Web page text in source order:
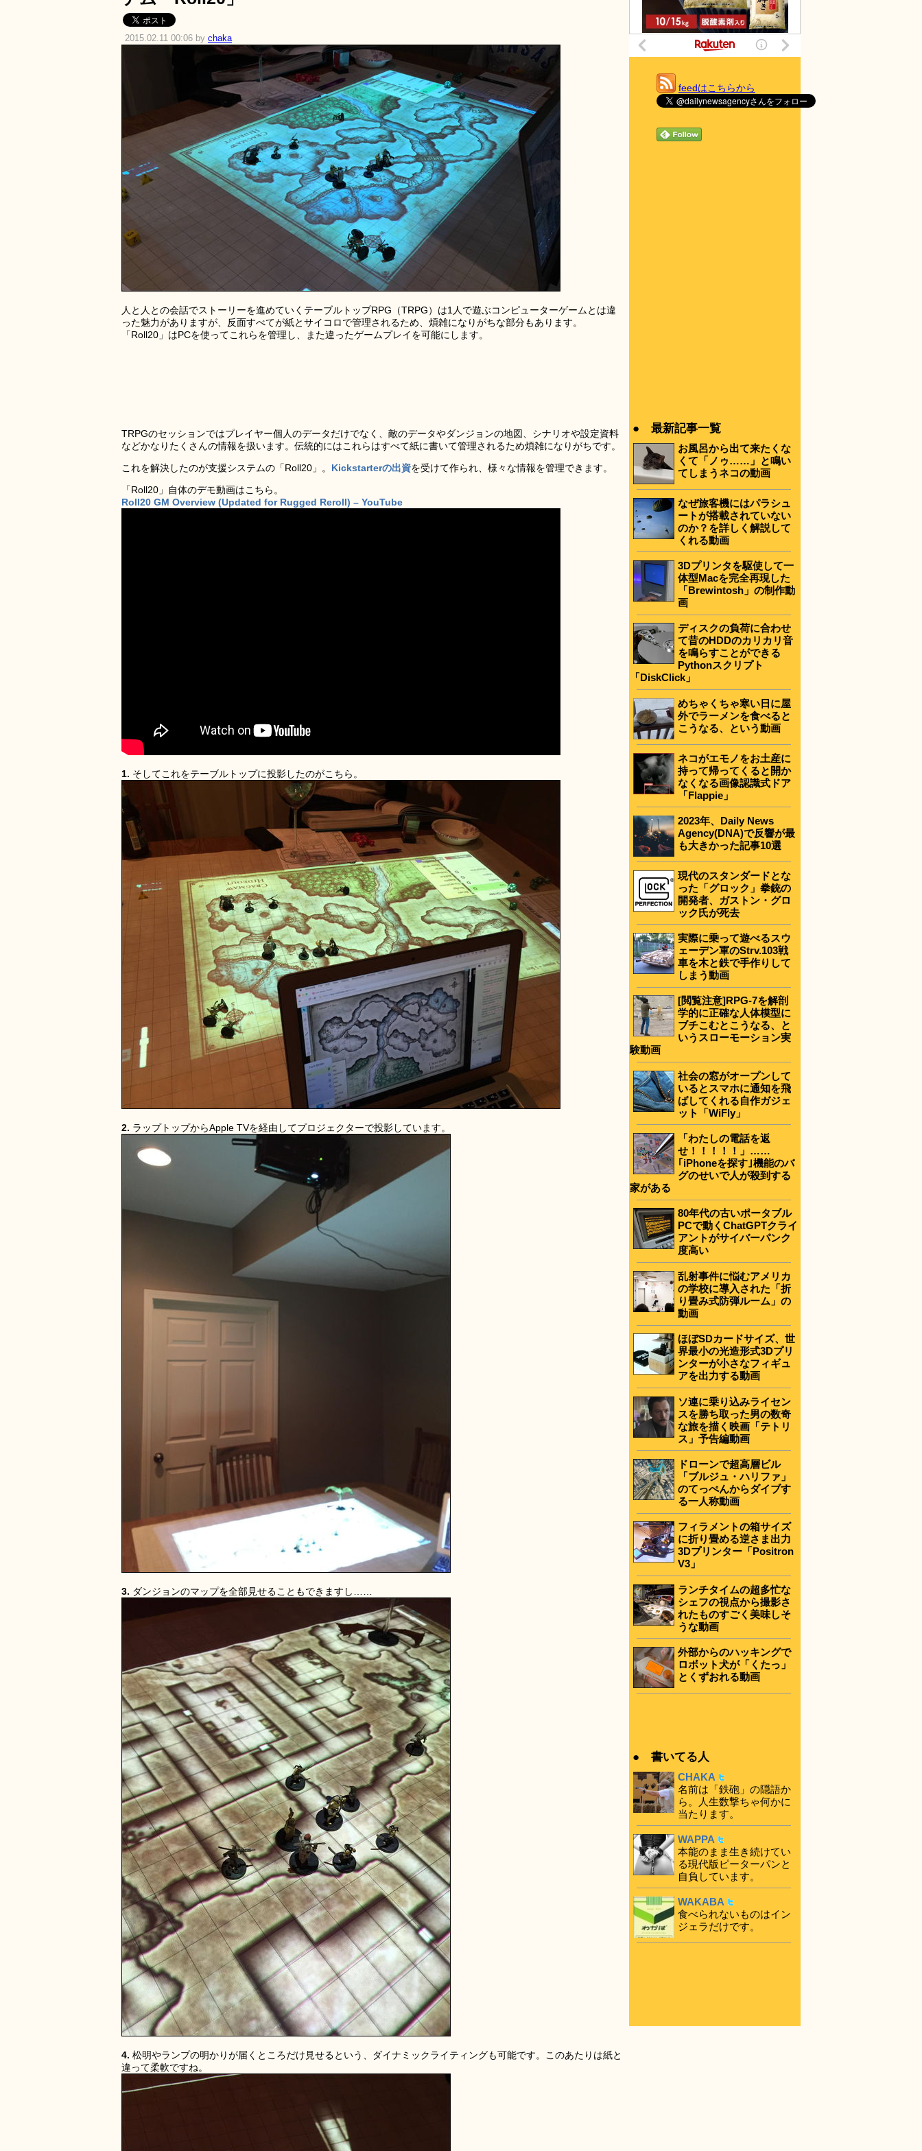
2015.02.11 00:06 by chaka
人と人との会話でストーリーを進めていくテーブルトップRPG（TRPG）は1人で遊ぶコンピューターゲームとは違
った魅力がありますが、反面すべてが紙とサイコロで管理されるため、煩雑になりがちな部分もあります。
「Roll20」はPCを使ってこれらを管理し、また違ったゲームプレイを可能にします。
TRPGのセッションではプレイヤー個人のデータだけでなく、敵のデータやダンジョンの地図、シナリオや設定資料
などかなりたくさんの情報を扱います。伝統的にはこれらはすべて紙に書いて管理されるため煩雑になりがちです。
これを解決したのが支援システムの「Roll20」。 Kickstarterの出資を受けて作られ、様々な情報を管理できます。
「Roll20」自体のデモ動画はこちら。
Roll20 GM Overview (Updated for Rugged Reroll) – YouTube
1. そしてこれをテーブルトップに投影したのがこちら。
2. ラップトップからApple TVを経由してプロジェクターで投影しています。
3. ダンジョンのマップを全部見せることもできますし……
4. 松明やランプの明かりが届くところだけ見せるという、ダイナミックライティングも可能です。このあたりは紙と
違って柔軟ですね。
feedはこちらから
● 最新記事一覧
お風呂から出て来たくな
くて「ノゥ……」と鳴い
てしまうネコの動画
なぜ旅客機にはパラシュ
ートが搭載されていない
のか？を詳しく解説して
くれる動画
3Dプリンタを駆使して一
体型Macを完全再現した
「Brewintosh」の制作動
画
ディスクの負荷に合わせ
て昔のHDDのカリカリ音
を鳴らすことができる
Pythonスクリプト
「DiskClick」
めちゃくちゃ寒い日に屋
外でラーメンを食べると
こうなる、という動画
ネコがエモノをお土産に
持って帰ってくると開か
なくなる画像認識式ドア
「Flappie」
2023年、Daily News
Agency(DNA)で反響が最
も大きかった記事10選
現代のスタンダードとな
った「グロック」拳銃の
開発者、ガストン・グロ
ック氏が死去
実際に乗って遊べるスウ
ェーデン軍のStrv.103戦
車を木と鉄で手作りして
しまう動画
[閲覧注意]RPG-7を解剖
学的に正確な人体模型に
ブチこむとこうなる、と
いうスローモーション実
験動画
社会の窓がオープンして
いるとスマホに通知を飛
ばしてくれる自作ガジェ
ット「WiFly」
「わたしの電話を返
せ！！！！！」……
｢iPhoneを探す｣機能のバ
グのせいで人が殺到する
家がある
80年代の古いポータブル
PCで動くChatGPTクライ
アントがサイバーパンク
度高い
乱射事件に悩むアメリカ
の学校に導入された「折
り畳み式防弾ルーム」の
動画
ほぼSDカードサイズ、世
界最小の光造形式3Dプリ
ンターが小さなフィギュ
アを出力する動画
ソ連に乗り込みライセン
スを勝ち取った男の数奇
な旅を描く映画「テトリ
ス」予告編動画
ドローンで超高層ビル
「ブルジュ・ハリファ」
のてっぺんからダイブす
る一人称動画
フィラメントの箱サイズ
に折り畳める逆さま出力
3Dプリンター「Positron
V3」
ランチタイムの超多忙な
シェフの視点から撮影さ
れたものすごく美味しそ
うな動画
外部からのハッキングで
ロボット犬が「くたっ」
とくずおれる動画
● 書いてる人
CHAKA
名前は「鉄砲」の隠語か
ら。人生数撃ちゃ何かに
当たります。
WAPPA
本能のまま生き続けてい
る現代版ピーターパンと
自負しています。
WAKABA
食べられないものはイン
ジェラだけです。